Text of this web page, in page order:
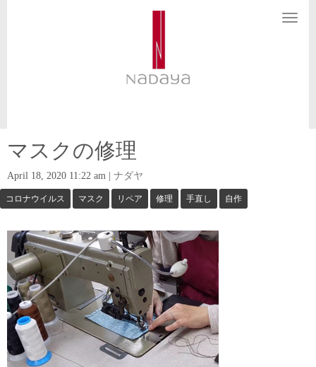
N
マスクの修理
April 18, 2020 11:22 am ナダヤ
コロナウイルス マスク リペア 修理 手直し 自作